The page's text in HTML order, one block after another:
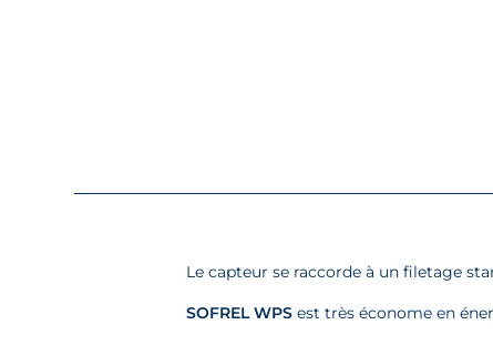
Le capteur se raccorde à un filetage
SOFREL WPS est très économe en